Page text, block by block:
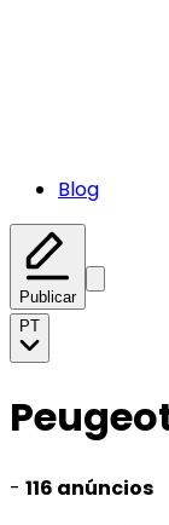
Blog
Publicar
PT
- 116 anúncios